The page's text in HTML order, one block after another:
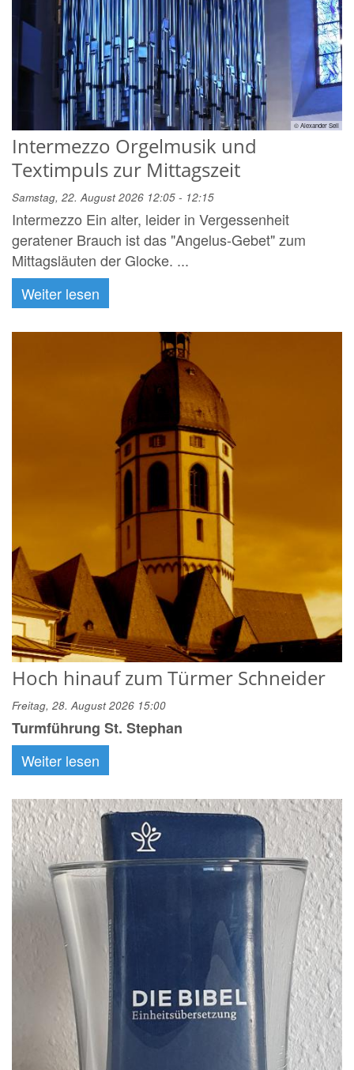
© Alexander Sell
Intermezzo Orgelmusik und
Textimpuls zur Mittagszeit
Samstag, 22. August 2026 12:05 - 12:15
Intermezzo Ein alter, leider in Vergessenheit
geratener Brauch ist das "Angelus-Gebet" zum
Mittagsläuten der Glocke. ...
Weiter lesen
Hoch hinauf zum Türmer Schneider
Freitag, 28. August 2026 15:00
Turmführung St. Stephan
Weiter lesen